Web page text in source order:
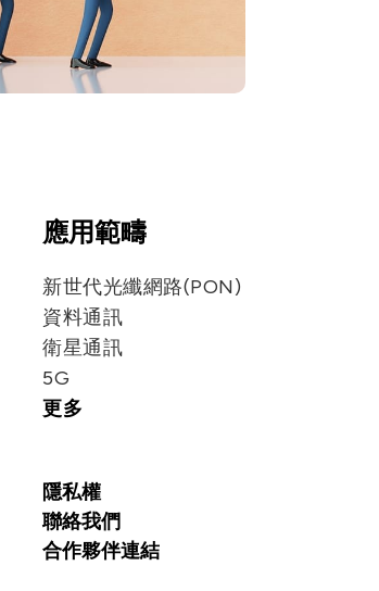
應用範疇
新世代光纖網路(PON)
資料通訊
衛星通訊
5G
更多
隱私權
聯絡我們
合作夥伴連結